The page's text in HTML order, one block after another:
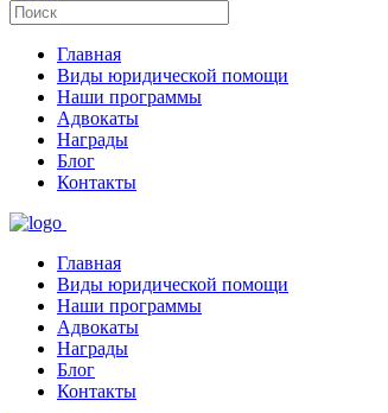
Главная
Виды юридической помощи
Наши программы
Адвокаты
Награды
Блог
Контакты
Главная
Виды юридической помощи
Наши программы
Адвокаты
Награды
Блог
Контакты